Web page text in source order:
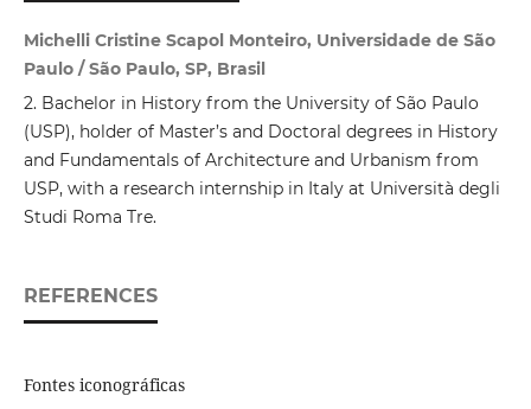
Michelli Cristine Scapol Monteiro, Universidade de São
Paulo / São Paulo, SP, Brasil
2. Bachelor in History from the University of São Paulo
(USP), holder of Master’s and Doctoral degrees in History
and Fundamentals of Architecture and Urbanism from
USP, with a research internship in Italy at Università degli
Studi Roma Tre.
REFERENCES
Fontes iconográficas